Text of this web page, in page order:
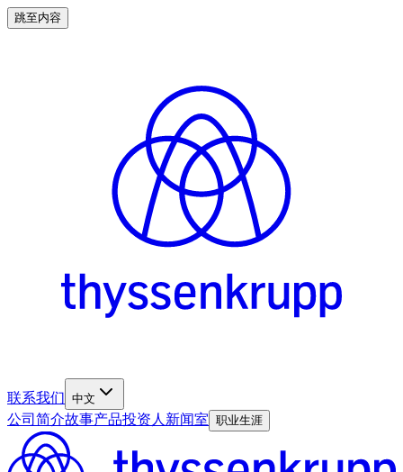
跳至内容
联系我们 中文
公司简介故事产品投资人 新闻室 职业生涯